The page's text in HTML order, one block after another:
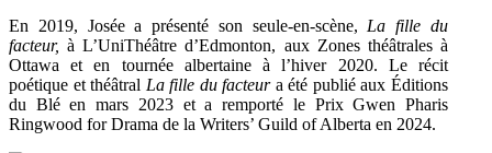
En 2019, Josée a présenté son seule-en-scène,La fille du
facteur, à L’UniThéâtre d’Edmonton, aux Zones théâtrales à
Ottawa et en tournée albertaine à l’hiver 2020. Le récit
poétique et théâtral La fille du facteura été publié aux Éditions
du Blé en mars 2023 et a remporté le Prix Gwen Pharis
Ringwood for Drama de la Writers’ Guild of Alberta en 2024.